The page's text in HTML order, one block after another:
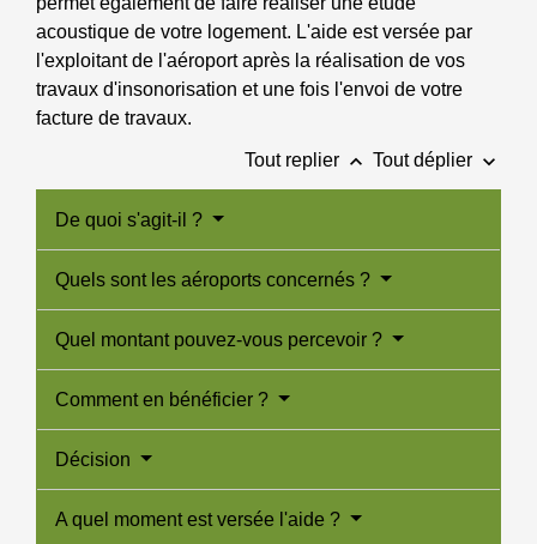
acoustique de votre logement. L'aide est versée par
l'exploitant de l'aéroport après la réalisation de vos
travaux d'insonorisation et une fois l'envoi de votre
facture de travaux.
Tout replier keyboard_arrow_up Tout déplier keyboard_arrow_down
De quoi s'agit-il ?
Quels sont les aéroports concernés ?
Quel montant pouvez-vous percevoir ?
Comment en bénéficier ?
Décision
A quel moment est versée l'aide ?